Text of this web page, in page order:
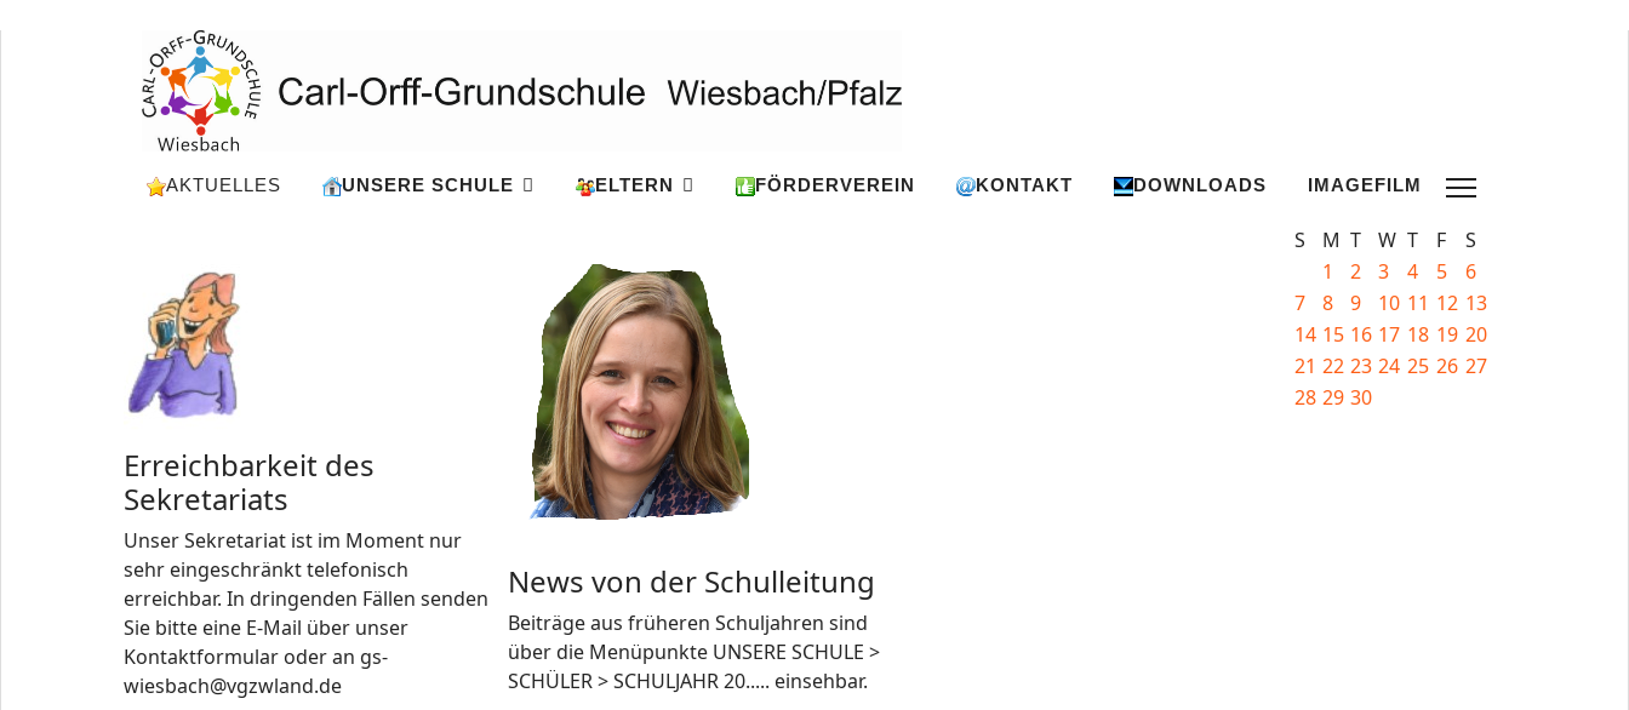
AKTUELLES UNSERE SCHULE ELTERN FÖRDERVEREIN KONTAKT DOWNLOADS IMAGEFILM
Erreichbarkeit des
Sekretariats
Unser Sekretariat ist im Moment nur
sehr eingeschränkt telefonisch
erreichbar. In dringenden Fällen senden
Sie bitte eine E-Mail über unser
Kontaktformular oder an gs-
wiesbach@vgzwland.de
News von der Schulleitung
Beiträge aus früheren Schuljahren sind
über die Menüpunkte UNSERE SCHULE >
SCHÜLER > SCHULJAHR 20..... einsehbar.
S M T W T F
S
1
2 3 4 5
6
7
8 9 10 11 12 13
14 15 16 17 18 19 20
21 22 23 24 25 26 27
28 29 30